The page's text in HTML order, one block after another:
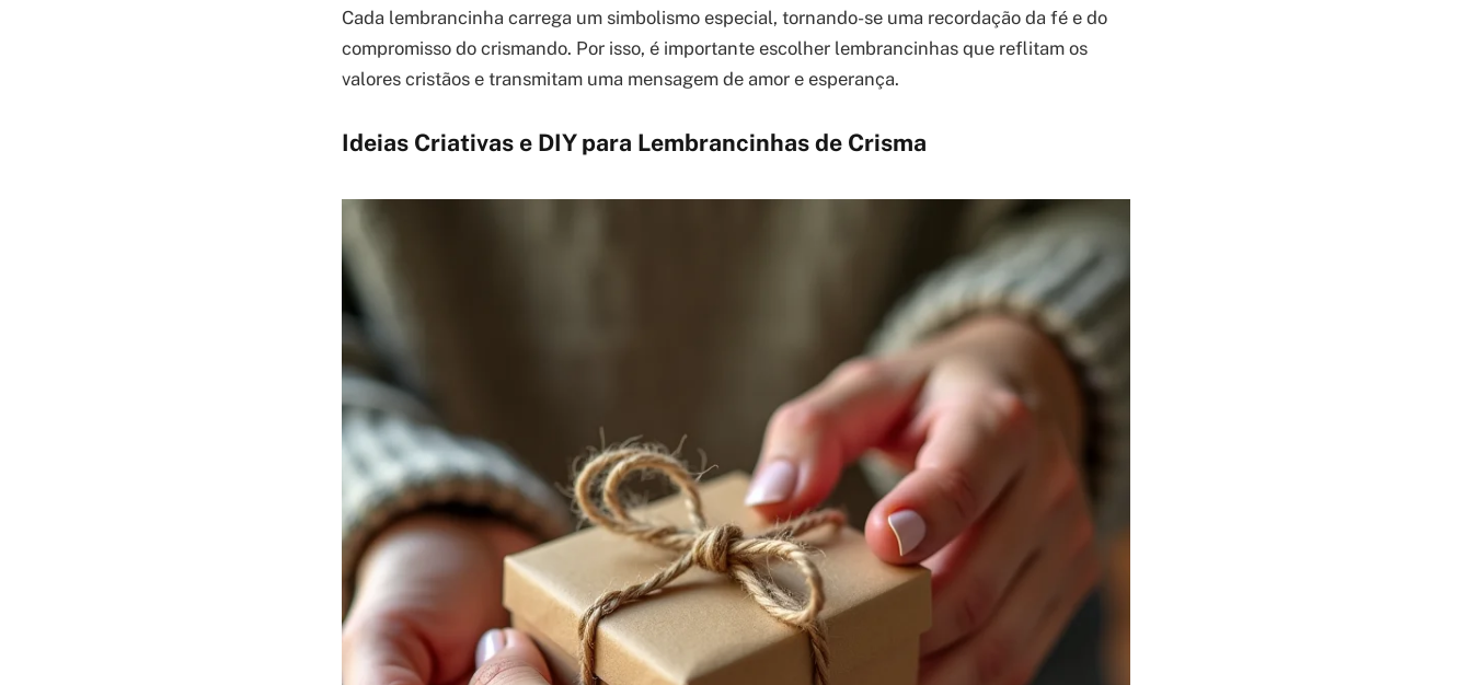
Cada lembrancinha carrega um simbolismo especial, tornando-se uma recordação da fé e do
compromisso do crismando. Por isso, é importante escolher lembrancinhas que reflitam os
valores cristãos e transmitam uma mensagem de amor e esperança.
Ideias Criativas e DIY para Lembrancinhas de Crisma